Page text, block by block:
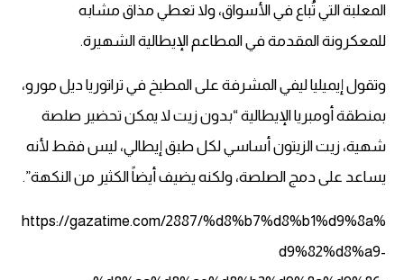
المعلبة التي تُباع في الأسواق، ولا تعطي مذاق مشابه
للمعكرونة المقدمة في المطاعم الإيطالية الشهيرة.
وتقول إيميليا ليفي المشرفة على المطبخ في تراتوريا ديل مورو،
بمنطقة أومبريا الإيطالية “بدون زيت لا يمكن تحضير صلصة
شهية، زيت الزيتون أساسي لكل طبق إيطالي، ليس فقط لأنه
يساعد على دمج الصلصة، ولكنه يضيف أيضاً الكثير من النكهة”.
https://gazatime.com/2887/%d8%b7%d8%b1%d9%8a%
d9%82%d8%a9-